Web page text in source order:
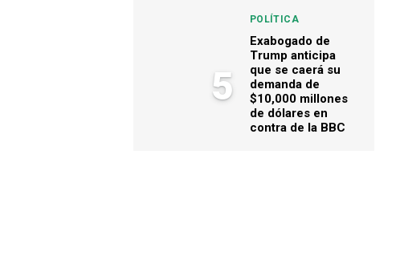
5
POLÍTICA
Exabogado de
Trump anticipa
que se caerá su
demanda de
$10,000 millones
de dólares en
contra de la BBC